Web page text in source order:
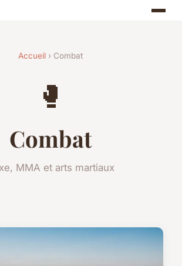
Accueil › Combat
🥊
Combat
MMA et arts martiaux